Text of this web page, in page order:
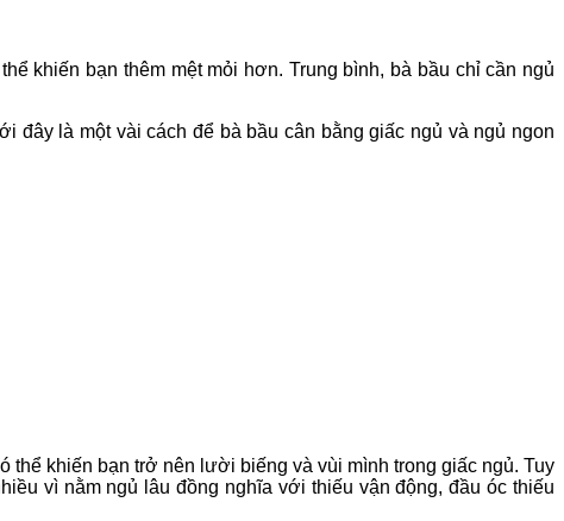
khiến bạn thêm mệt mỏi hơn. Trung bình, bà bầu chỉ cần ngủ
đây là một vài cách để bà bầu cân bằng giấc ngủ và ngủ ngon
thể khiến bạn trở nên lười biếng và vùi mình trong giấc ngủ. Tuy
vì nằm ngủ lâu đồng nghĩa với thiếu vận động, đầu óc thiếu